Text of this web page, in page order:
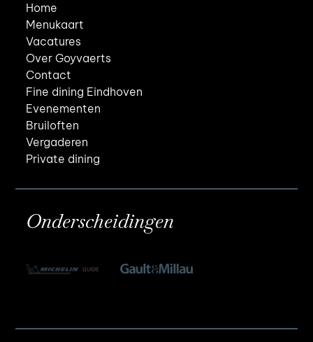
Home
Menukaart
Vacatures
Over Goyvaerts
Contact
Fine dining Eindhoven
Evenementen
Bruiloften
Vergaderen
Private dining
Onderscheidingen